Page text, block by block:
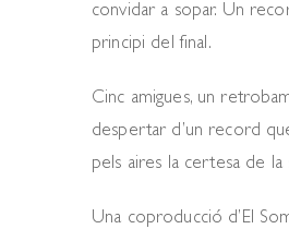
convidar a sopar. Un
principi del final.
Cinc amigues, un
despertar d’un record
pels aires la certesa de la
Una coproducció d’El